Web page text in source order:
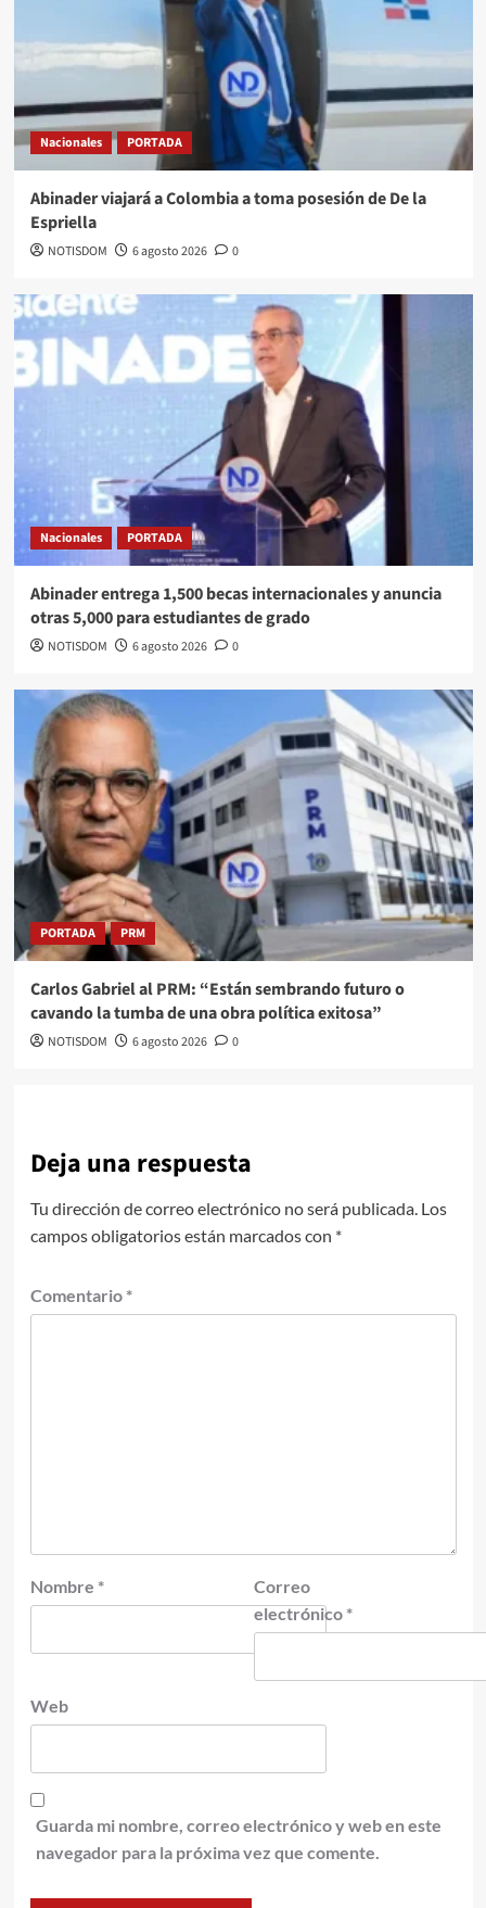
Nacionales PORTADA
Abinader viajará a Colombia a toma posesión de De la
Espriella
NOTISDOM 6 agosto 2026 0
Nacionales PORTADA
Abinader entrega 1,500 becas internacionales y anuncia
otras 5,000 para estudiantes de grado
NOTISDOM 6 agosto 2026 0
PORTADA PRM
Carlos Gabriel al PRM: “Están sembrando futuro o
cavando la tumba de una obra política exitosa”
NOTISDOM 6 agosto 2026 0
Deja una respuesta
Tu dirección de correo electrónico no será publicada. Los
campos obligatorios están marcados con *
Comentario *
Nombre *
Correo
electrónico *
Web
Guarda mi nombre, correo electrónico y web en este
navegador para la próxima vez que comente.